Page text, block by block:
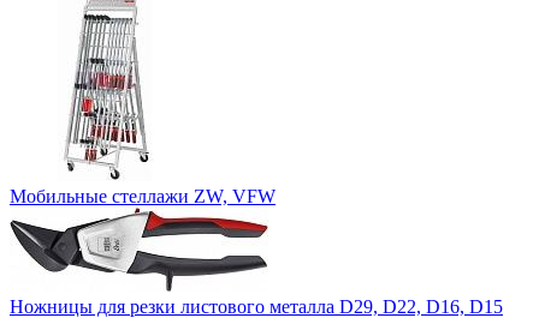
Мобильные стеллажи ZW, VFW
Ножницы для резки листового металла D29, D22, D16, D15